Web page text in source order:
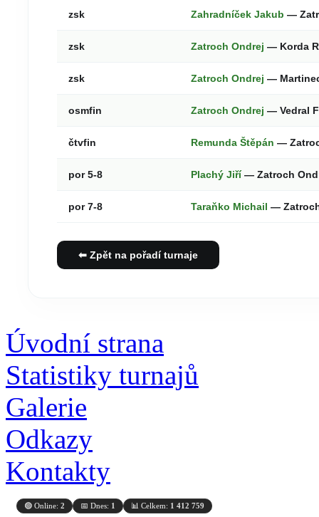
zsk Zahradníček Jakub —
zsk Zatroch Ondrej — Korda
zsk Zatroch Ondrej —
osmfin Zatroch Ondrej — Vedral
čtvfin Remunda Štěpán —
por 5-8 Plachý Jiří— Zatroch
por 7-8 Taraňko Michail —
⬅ Zpět na pořadí turnaje
Úvodní strana
Statistiky turnajů
Galerie
Odkazy
Kontakty
🟢 Online: 2 📅 Dnes: 1 📊 Celkem: 1 412 759